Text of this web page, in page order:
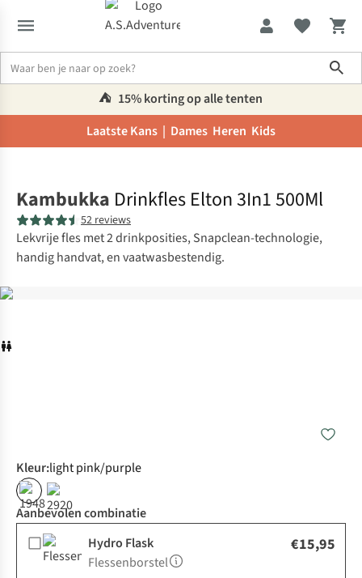
⛺️ 15% korting op alle tenten
Laatste Kans | Dames Heren Kids
Kambukka Drinkfles Elton 3In1 500Ml
52 reviews
Lekvrije fles met 2 drinkposities, Snapclean-technologie,
handig handvat, en vaatwasbestendig.
Kleur:light pink/purple
Aanbevolen combinatie
Hydro Flask
Flessenborstel
€15,95